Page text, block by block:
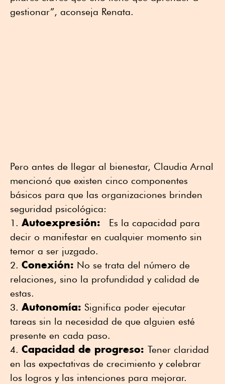
gestionar”, aconseja Renata.
Pero antes de llegar al bienestar, Claudia Arnal
mencionó que existen cinco componentes
básicos para que las organizaciones brinden
seguridad psicológica:
Autoexpresión: Es la capacidad para
decir o manifestar en cualquier momento sin
temor a ser juzgado.
Conexión: No se trata del número de
relaciones, sino la profundidad y calidad de
estas.
Autonomía: Significa poder ejecutar
tareas sin la necesidad de que alguien esté
presente en cada paso.
Capacidad de progreso: Tener claridad
en las expectativas de crecimiento y celebrar
los logros y las intenciones para mejorar.